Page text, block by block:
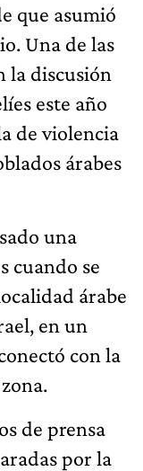
que asumió
Una de las
la discusión
este año
de violencia
árabes
una
cuando se
árabe
en un
con la
de prensa
por la